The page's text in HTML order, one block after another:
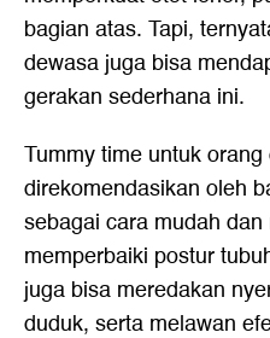
bagian atas. Tapi,
dewasa juga bisa
gerakan sederhana ini.
Tummy time untuk
direkomendasikan oleh
sebagai cara mudah
memperbaiki postur
juga bisa meredakan
duduk, serta melawan